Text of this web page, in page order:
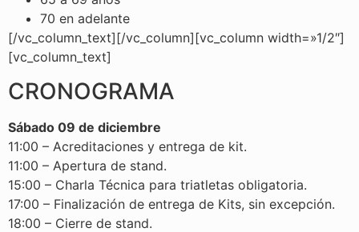
70 en adelante
[/vc_column_text][/vc_column][vc_column width=»1/2″]
[vc_column_text]
CRONOGRAMA
Sábado 09 de diciembre
11:00 – Acreditaciones y entrega de kit.
11:00 – Apertura de stand.
15:00 – Charla Técnica para triatletas obligatoria.
17:00 – Finalización de entrega de Kits, sin excepción.
18:00 – Cierre de stand.